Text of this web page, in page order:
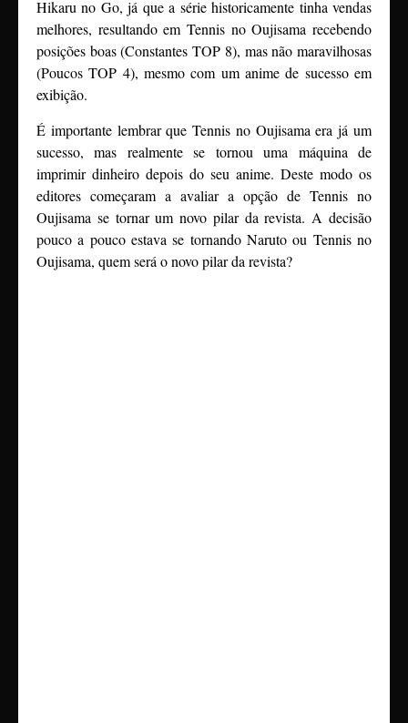
Hikaru no Go, já que a série historicamente tinha vendas
melhores, resultando em Tennis no Oujisama recebendo
posições boas (Constantes TOP 8), mas não maravilhosas
(Poucos TOP 4), mesmo com um anime de sucesso em
exibição.
É importante lembrar que Tennis no Oujisama era já um
sucesso, mas realmente se tornou uma máquina de
imprimir dinheiro depois do seu anime. Deste modo os
editores começaram a avaliar a opção de Tennis no
Oujisama se tornar um novo pilar da revista. A decisão
pouco a pouco estava se tornando Naruto ou Tennis no
Oujisama, quem será o novo pilar da revista?